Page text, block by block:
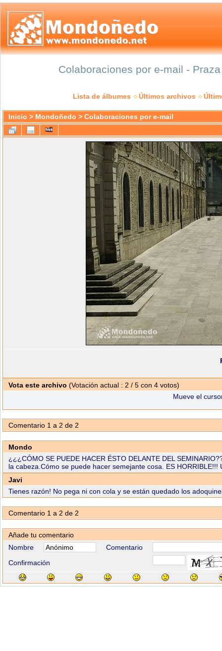
Colaboraciones por e-mail -
Lista de álbumes Últimos archivos
Inicio > Mondoñedo > Colaboraciones por e-mail
Vota este archivo (Votación actual : 2 / 5 con 4 votos)
Mueve el
Comentario 1 a 2 de 2
Mondo
¿¿¿CÓMO SE PUEDE HACER ÉSTO DELANTE DEL
la cabeza.Cómo se puede hacer semejante cosa. ES HORRIBLE!!!
Javi
Tienes razón! No pega ni con cola y se están quedado los
Comentario 1 a 2 de 2
Añade tu comentario
Nombre
Comentario
Confirmación